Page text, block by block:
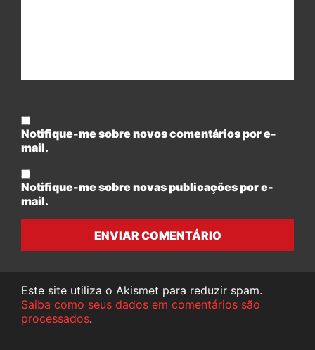
Notifique-me sobre novos comentários por e-
mail.
Notifique-me sobre novas publicações por e-
mail.
ENVIAR COMENTÁRIO
Este site utiliza o Akismet para reduzir spam.
Saiba como seus dados em comentários são
processados.